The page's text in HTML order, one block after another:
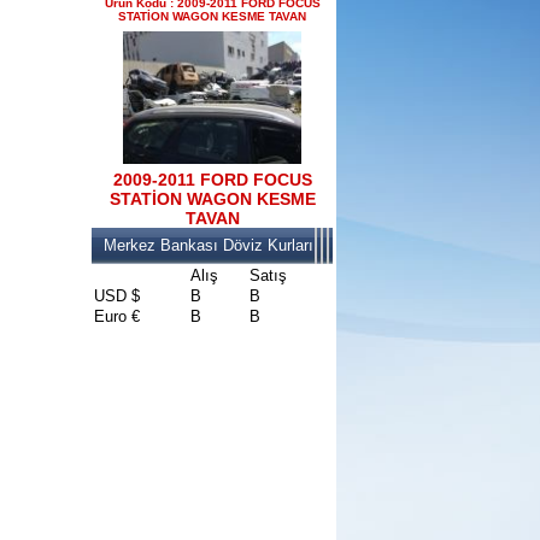
2017-2018 FORD RANGER
konsul
Ürün Kodu : 2017-2018 FORD RANGER
SOL ÖN KAPI DÖŞEMSİ
2017-2018 FORD RANGER
SOL ÖN KAPI DÖŞEMSİ
Ürün Kodu : 2009-2011 FORD FOCUS
STATİON WAGON KESME TAVAN
2009-2011 FORD FOCUS
STATİON WAGON KESME
TAVAN
Merkez Bankası Döviz Kurları
Alış
Satış
USD $
B
B
Euro €
B B